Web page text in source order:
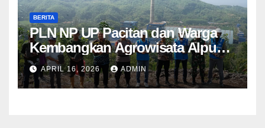
BERITA
PLN NP UP Pacitan dan Warga
Kembangkan Agrowisata Alpukat
Berbasis Lingkungan di
Sudimoro
APRIL 16, 2026 ADMIN